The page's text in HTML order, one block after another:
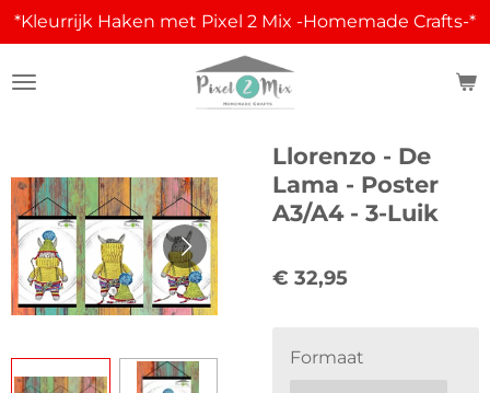
Ga
direct
naar
*Kleurrijk Haken met Pixel 2 Mix -Homemade Crafts-*
Llorenzo - De
Lama - Poster
A3/A4 - 3-Luik
€ 32,95
Formaat